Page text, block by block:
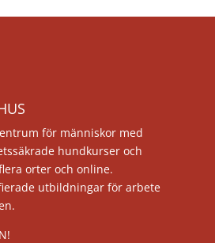
för människor med
hundkurser och
orter och online.
utbildningar för arbete